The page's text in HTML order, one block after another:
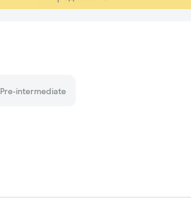
Pre-intermediate